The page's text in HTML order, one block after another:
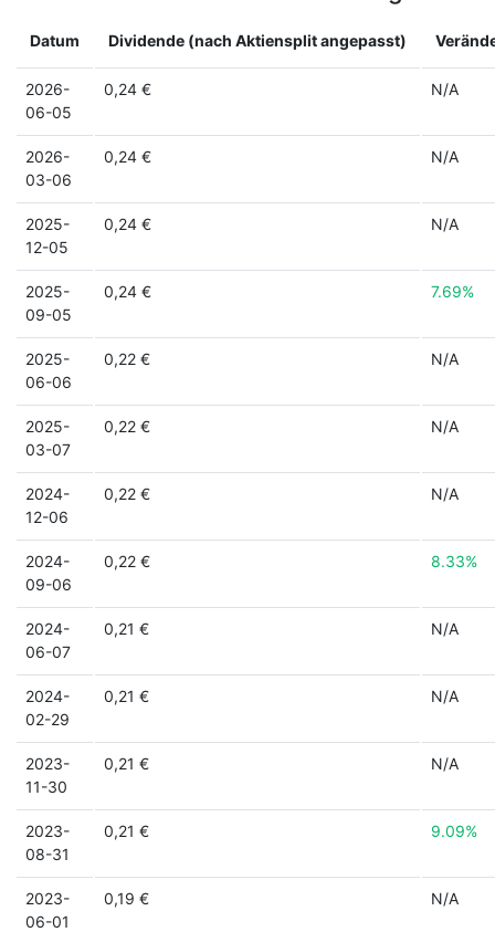
Datum Dividende (nach Aktiensplit angepasst)
2026-
06-05
0,24 € N/A
2026-
03-06
0,24 € N/A
2025-
12-05
0,24 € N/A
2025-
09-05
0,24 € 7.69%
2025-
06-06
0,22 € N/A
2025-
03-07
0,22 € N/A
2024-
12-06
0,22 € N/A
2024-
09-06
0,22 € 8.33%
2024-
06-07
0,21 € N/A
2024-
02-29
0,21 € N/A
2023-
11-30
0,21 € N/A
2023-
08-31
0,21 € 9.09%
2023-
06-01
0,19 € N/A